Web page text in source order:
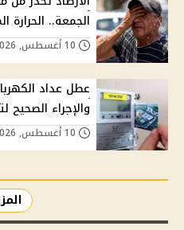
الجمعة.. الحرارة
والإجراء الصحيح